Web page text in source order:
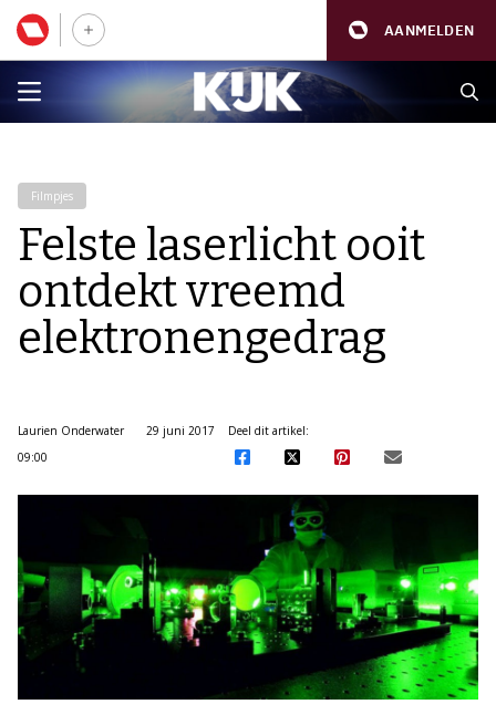
AANMELDEN
Filmpjes
Felste laserlicht ooit
ontdekt vreemd
elektronengedrag
Laurien Onderwater
29 juni 2017
09:00
Deel dit artikel: